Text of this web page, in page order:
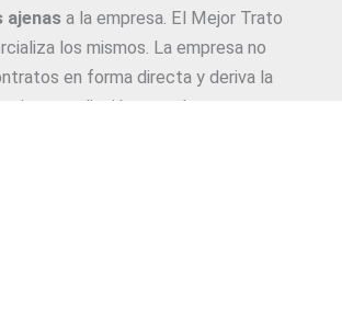
ajenasa la empresa. El Mejor Trato
los mismos. La empresa no
en forma directa y deriva la
e intermediación a productores y